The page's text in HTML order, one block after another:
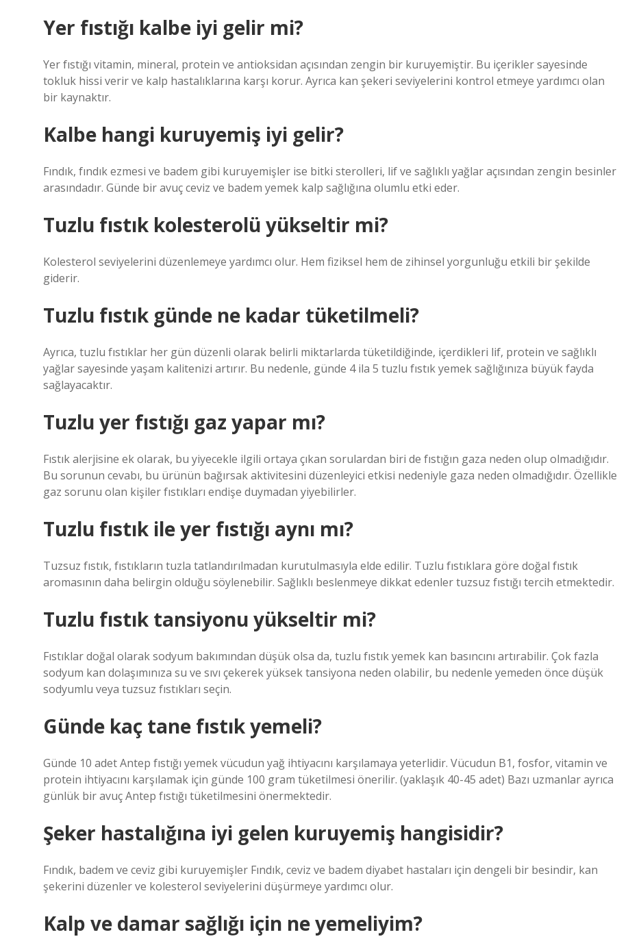
Yer fıstığı kalbe iyi gelir mi?
Yer fıstığı vitamin, mineral, protein ve antioksidan açısından zengin bir kuruyemiştir. Bu içerikler sayesinde
tokluk hissi verir ve kalp hastalıklarına karşı korur. Ayrıca kan şekeri seviyelerini kontrol etmeye yardımcı olan
bir kaynaktır.
Kalbe hangi kuruyemiş iyi gelir?
Fındık, fındık ezmesi ve badem gibi kuruyemişler ise bitki sterolleri, lif ve sağlıklı yağlar açısından zengin besinler
arasındadır. Günde bir avuç ceviz ve badem yemek kalp sağlığına olumlu etki eder.
Tuzlu fıstık kolesterolü yükseltir mi?
Kolesterol seviyelerini düzenlemeye yardımcı olur. Hem fiziksel hem de zihinsel yorgunluğu etkili bir şekilde
giderir.
Tuzlu fıstık günde ne kadar tüketilmeli?
Ayrıca, tuzlu fıstıklar her gün düzenli olarak belirli miktarlarda tüketildiğinde, içerdikleri lif, protein ve sağlıklı
yağlar sayesinde yaşam kalitenizi artırır. Bu nedenle, günde 4 ila 5 tuzlu fıstık yemek sağlığınıza büyük fayda
sağlayacaktır.
Tuzlu yer fıstığı gaz yapar mı?
Fıstık alerjisine ek olarak, bu yiyecekle ilgili ortaya çıkan sorulardan biri de fıstığın gaza neden olup olmadığıdır.
Bu sorunun cevabı, bu ürünün bağırsak aktivitesini düzenleyici etkisi nedeniyle gaza neden olmadığıdır. Özellikle
gaz sorunu olan kişiler fıstıkları endişe duymadan yiyebilirler.
Tuzlu fıstık ile yer fıstığı aynı mı?
Tuzsuz fıstık, fıstıkların tuzla tatlandırılmadan kurutulmasıyla elde edilir. Tuzlu fıstıklara göre doğal fıstık
aromasının daha belirgin olduğu söylenebilir. Sağlıklı beslenmeye dikkat edenler tuzsuz fıstığı tercih etmektedir.
Tuzlu fıstık tansiyonu yükseltir mi?
Fıstıklar doğal olarak sodyum bakımından düşük olsa da, tuzlu fıstık yemek kan basıncını artırabilir. Çok fazla
sodyum kan dolaşımınıza su ve sıvı çekerek yüksek tansiyona neden olabilir, bu nedenle yemeden önce düşük
sodyumlu veya tuzsuz fıstıkları seçin.
Günde kaç tane fıstık yemeli?
Günde 10 adet Antep fıstığı yemek vücudun yağ ihtiyacını karşılamaya yeterlidir. Vücudun B1, fosfor, vitamin ve
protein ihtiyacını karşılamak için günde 100 gram tüketilmesi önerilir. (yaklaşık 40-45 adet) Bazı uzmanlar ayrıca
günlük bir avuç Antep fıstığı tüketilmesini önermektedir.
Şeker hastalığına iyi gelen kuruyemiş hangisidir?
Fındık, badem ve ceviz gibi kuruyemişler Fındık, ceviz ve badem diyabet hastaları için dengeli bir besindir, kan
şekerini düzenler ve kolesterol seviyelerini düşürmeye yardımcı olur.
Kalp ve damar sağlığı için ne yemeliyim?